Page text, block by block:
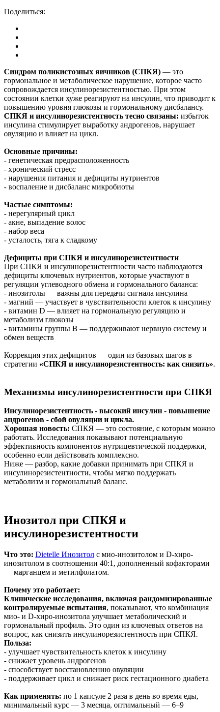
Поделиться:
Синдром поликистозных яичников (СПКЯ) — это
гормональное и метаболическое нарушение, которое часто
сопровождается инсулинорезистентностью. При этом
состоянии клетки хуже реагируют на инсулин, что приводит к
повышению уровня глюкозы и гормональному дисбалансу.
СПКЯ и инсулинорезистентность тесно связаны: избыток
инсулина стимулирует выработку андрогенов, нарушает
овуляцию и влияет на цикл.
Основные причины:
- генетическая предрасположенность
- хронический стресс
- нарушения питания и дефициты нутриентов
- воспаление и дисбаланс микробиоты
Частые симптомы:
- нерегулярный цикл
- акне, выпадение волос
- набор веса
- усталость, тяга к сладкому
Дефициты при СПКЯ и инсулинорезистентности
При СПКЯ и инсулинорезистентности часто наблюдаются
дефициты ключевых нутриентов, которые участвуют в
регуляции углеводного обмена и гормонального баланса:
- инозитолы — важны для передачи сигнала инсулина
- магний — участвует в чувствительности клеток к инсулину
- витамин D — влияет на гормональную регуляцию и
метаболизм глюкозы
- витамины группы B — поддерживают нервную систему и
обмен веществ
Коррекция этих дефицитов — один из базовых шагов в
стратегии «СПКЯ и инсулинорезистентность: как снизить».
Механизмы инсулинорезистентности при СПКЯ
Инсулинорезистентность - высокий инсулин - повышение
андрогенов - сбой овуляции и цикла.
Хорошая новость: СПКЯ — это состояние, с которым можно
работать. Исследования показывают потенциальную
эффективность компонентов нутрицевтической поддержки,
особенно если действовать комплексно.
Ниже — разбор, какие добавки принимать при СПКЯ и
инсулинорезистентности, чтобы мягко поддержать
метаболизм и гормональный баланс.
Инозитол при СПКЯ и
инсулинорезистентности
Что это: Dietelle Инозитол с мио-инозитолом и D-хиро-
инозитолом в соотношении 40:1, дополненный кофакторами
— марганцем и метилфолатом.
Почему это работает:
Клинические исследования, включая рандомизированные
контролируемые испытания, показывают, что комбинация
мио- и D-хиро-инозитола улучшает метаболический и
гормональный профиль. Это один из ключевых ответов на
вопрос, как снизить инсулинорезистентность при СПКЯ.
Польза:
- улучшает чувствительность клеток к инсулину
- снижает уровень андрогенов
- способствует восстановлению овуляции
- поддерживает цикл и снижает риск гестационного диабета
Как применять: по 1 капсуле 2 раза в день во время еды,
минимальный курс — 3 месяца, оптимальный — 6–9